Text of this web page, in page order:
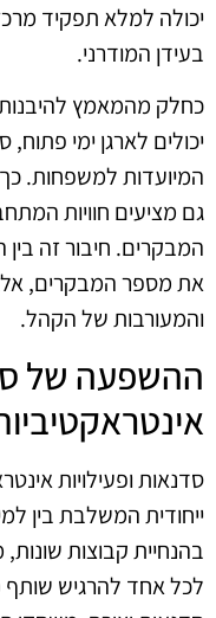
יכולה למלא תפקיד
בעידן המודרני.
כחלק מהמאמץ
יכולים לארגן ימי
המיועדות למשפחות.
גם מציעים חוויות
המבקרים. חיבור זה בין
את מספר המבקרים,
והמעורבות של הקהל.
ההשפעה של
סדנאות ופעילויות
ייחודית המשלבת בין
בהנחיית קבוצות
לכל אחד להרגיש